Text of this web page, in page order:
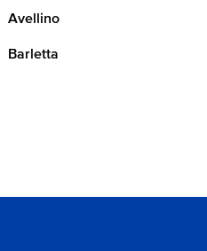
Avellino
Barletta